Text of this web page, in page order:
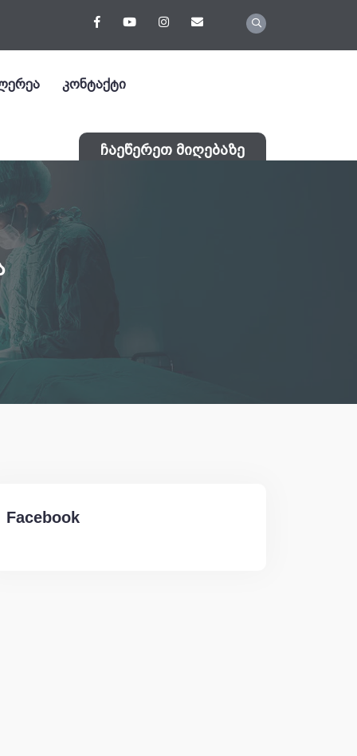
კონტაქტი
ჩაეწერეთ მიღებაზე
Facebook